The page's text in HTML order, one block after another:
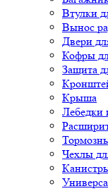
Втулки
Вынос
Двери
Кофры
Защита
Крыша
Лебедки
Чехлы